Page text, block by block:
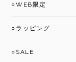
○WEB限定
○ラッピング
○SALE